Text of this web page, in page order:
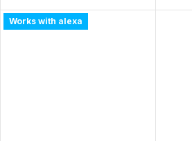
stmívatelnost a široké
možnosti ovládání přes
Works with alexa